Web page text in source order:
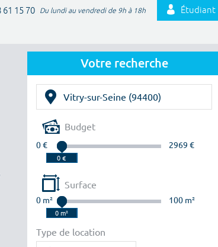
61 15 70 Du lundi au vendredi de 9h à 18h Étudiant
Votre recherche
Budget
0 € 2969 €
Surface
0 m² 100 m²
Type de location